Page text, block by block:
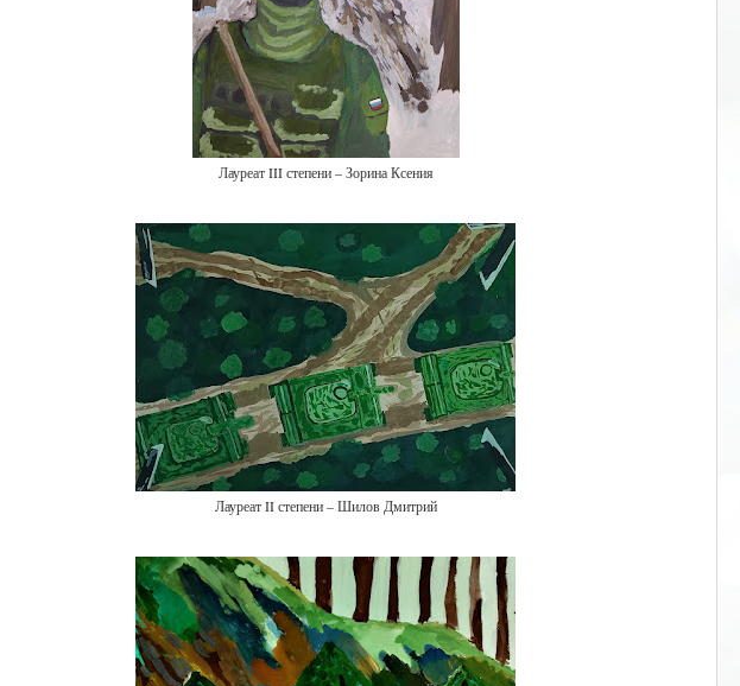
Лауреат III степени – Зорина Ксения
Лауреат II степени – Шилов Дмитрий